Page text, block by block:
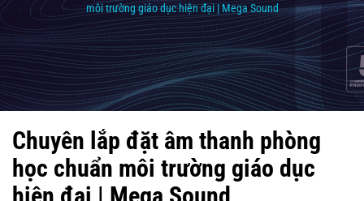
môi trường giáo dục hiện đại | Mega Sound
Chuyên lắp đặt âm thanh phòng
học chuẩn môi trường giáo dục